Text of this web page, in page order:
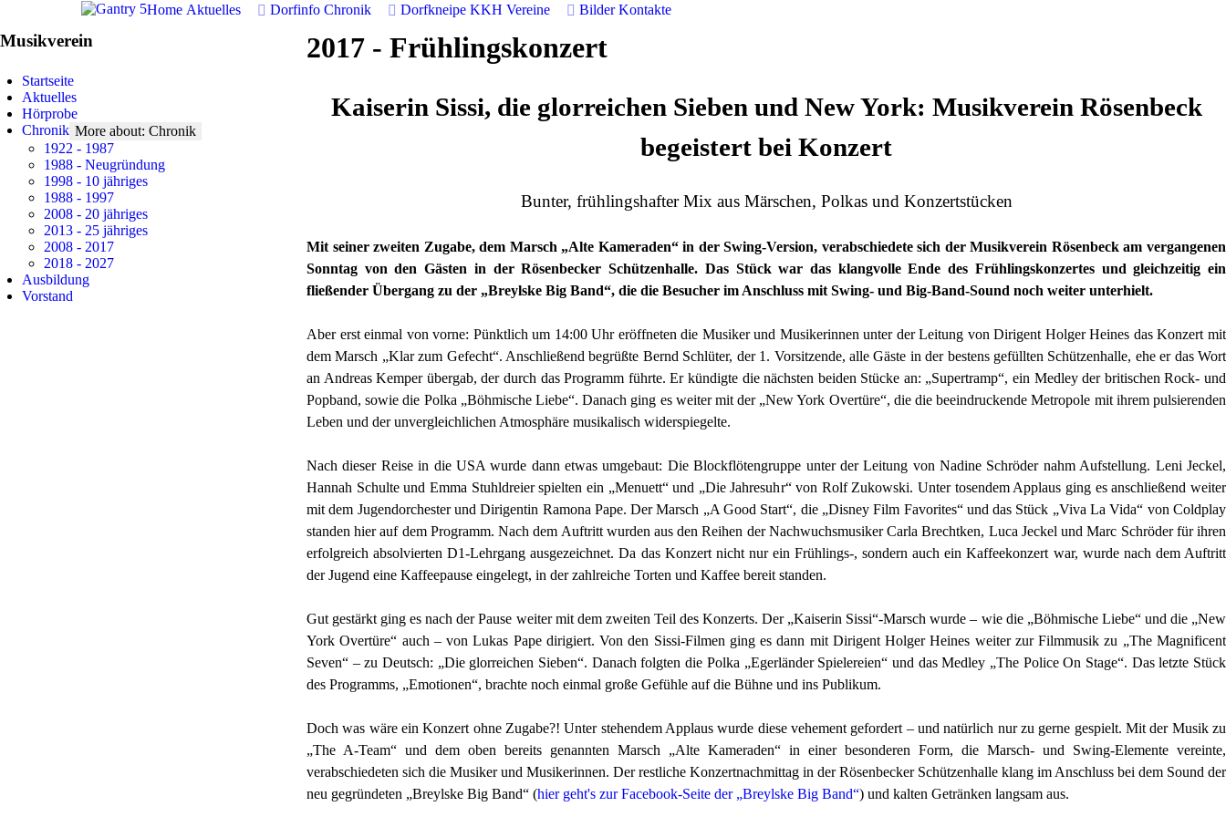
Home Aktuelles Dorfinfo Chronik Dorfkneipe KKH Vereine Bilder Kontakte
Musikverein
Startseite
Aktuelles
Hörprobe
Chronik More about: Chronik
1922 - 1987
1988 - Neugründung
1998 - 10 jähriges
1988 - 1997
2008 - 20 jähriges
2013 - 25 jähriges
2008 - 2017
2018 - 2027
Ausbildung
Vorstand
2017 - Frühlingskonzert
Kaiserin Sissi, die glorreichen Sieben und New York: Musikverein Rösenbeck
begeistert bei Konzert
Bunter, frühlingshafter Mix aus Märschen, Polkas und Konzertstücken
Mit seiner zweiten Zugabe, dem Marsch „Alte Kameraden“ in der Swing-Version, verabschiedete sich der Musikverein Rösenbeck am vergangenen
Sonntag von den Gästen in der Rösenbecker Schützenhalle. Das Stück war das klangvolle Ende des Frühlingskonzertes und gleichzeitig ein
fließender Übergang zu der „Breylske Big Band“, die die Besucher im Anschluss mit Swing- und Big-Band-Sound noch weiter unterhielt.
Aber erst einmal von vorne: Pünktlich um 14:00 Uhr eröffneten die Musiker und Musikerinnen unter der Leitung von Dirigent Holger Heines das Konzert mit
dem Marsch „Klar zum Gefecht“. Anschließend begrüßte Bernd Schlüter, der 1. Vorsitzende, alle Gäste in der bestens gefüllten Schützenhalle, ehe er das Wort
an Andreas Kemper übergab, der durch das Programm führte. Er kündigte die nächsten beiden Stücke an: „Supertramp“, ein Medley der britischen Rock- und
Popband, sowie die Polka „Böhmische Liebe“. Danach ging es weiter mit der „New York Overtüre“, die die beeindruckende Metropole mit ihrem pulsierenden
Leben und der unvergleichlichen Atmosphäre musikalisch widerspiegelte.
Nach dieser Reise in die USA wurde dann etwas umgebaut: Die Blockflötengruppe unter der Leitung von Nadine Schröder nahm Aufstellung. Leni Jeckel,
Hannah Schulte und Emma Stuhldreier spielten ein „Menuett“ und „Die Jahresuhr“ von Rolf Zukowski. Unter tosendem Applaus ging es anschließend weiter
mit dem Jugendorchester und Dirigentin Ramona Pape. Der Marsch „A Good Start“, die „Disney Film Favorites“ und das Stück „Viva La Vida“ von Coldplay
standen hier auf dem Programm. Nach dem Auftritt wurden aus den Reihen der Nachwuchsmusiker Carla Brechtken, Luca Jeckel und Marc Schröder für ihren
erfolgreich absolvierten D1-Lehrgang ausgezeichnet. Da das Konzert nicht nur ein Frühlings-, sondern auch ein Kaffeekonzert war, wurde nach dem Auftritt
der Jugend eine Kaffeepause eingelegt, in der zahlreiche Torten und Kaffee bereit standen.
Gut gestärkt ging es nach der Pause weiter mit dem zweiten Teil des Konzerts. Der „Kaiserin Sissi“-Marsch wurde – wie die „Böhmische Liebe“ und die „New
York Overtüre“ auch – von Lukas Pape dirigiert. Von den Sissi-Filmen ging es dann mit Dirigent Holger Heines weiter zur Filmmusik zu „The Magnificent
Seven“ – zu Deutsch: „Die glorreichen Sieben“. Danach folgten die Polka „Egerländer Spielereien“ und das Medley „The Police On Stage“. Das letzte Stück
des Programms, „Emotionen“, brachte noch einmal große Gefühle auf die Bühne und ins Publikum.
Doch was wäre ein Konzert ohne Zugabe?! Unter stehendem Applaus wurde diese vehement gefordert – und natürlich nur zu gerne gespielt. Mit der Musik zu
„The A-Team“ und dem oben bereits genannten Marsch „Alte Kameraden“ in einer besonderen Form, die Marsch- und Swing-Elemente vereinte,
verabschiedeten sich die Musiker und Musikerinnen. Der restliche Konzertnachmittag in der Rösenbecker Schützenhalle klang im Anschluss bei dem Sound der
neu gegründeten „Breylske Big Band“ (hier geht's zur Facebook-Seite der „Breylske Big Band“) und kalten Getränken langsam aus.